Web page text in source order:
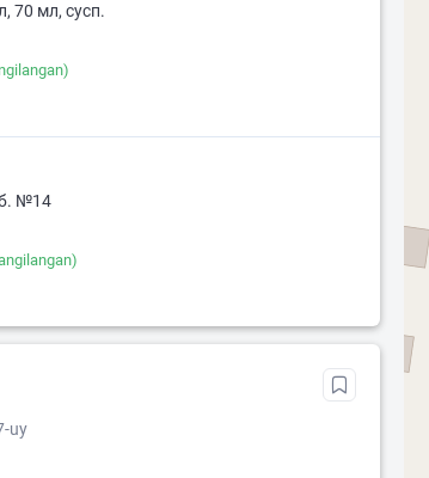
70 мл, сусп.
№14
uy